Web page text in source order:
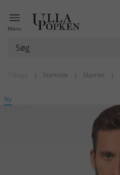
Menu
| Startside | Skjorter |
Ny